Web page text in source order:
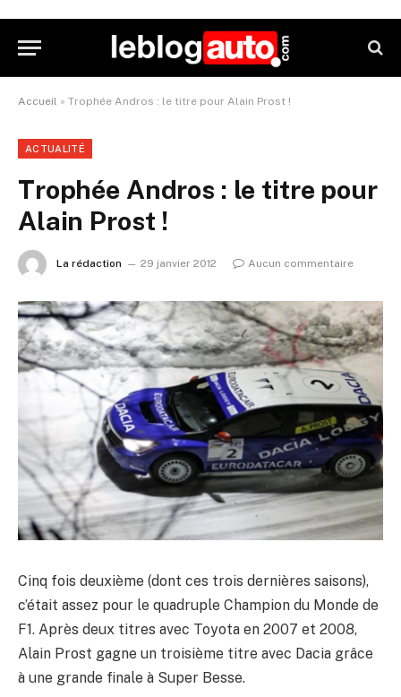
Accueil » Trophée Andros : le titre pour Alain Prost !
ACTUALITÉ
Trophée Andros : le titre pour
Alain Prost !
La rédaction 29 janvier 2012 Aucun commentaire
Cinq fois deuxième (dont ces trois dernières saisons),
c’était assez pour le quadruple Champion du Monde de
F1. Après deux titres avec Toyota en 2007 et 2008,
Alain Prost gagne un troisième titre avec Dacia grâce
à une grande finale à Super Besse.